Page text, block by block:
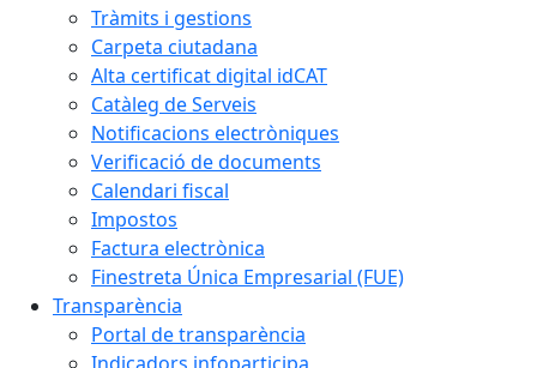
Tràmits i gestions
Carpeta ciutadana
Alta certificat digital idCAT
Catàleg de Serveis
Notificacions electròniques
Verificació de documents
Calendari fiscal
Impostos
Factura electrònica
Finestreta Única Empresarial (FUE)
Transparència
Portal de transparència